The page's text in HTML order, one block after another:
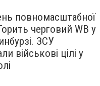
повномасштабної
черговий WB у
ЗСУ
військові цілі у